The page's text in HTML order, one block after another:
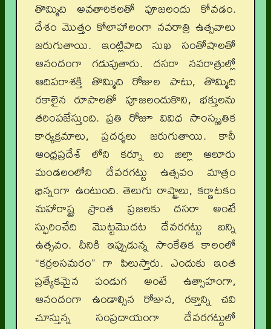
తొమ్మిది అవతారికలతో పూజలందు కోవడం.
దేశం మొత్తం కోలాహాలంగా నవరాత్రి ఉత్సవాలు
జరుగుతాయి. ఇంట్లిపాది సుఖ సంతోషాలతో
ఆనందంగా గడుపుతారు. దసరా నవరాత్రుల్లో
ఆదిపరాశక్తి తొమ్మిది రోజుల పాటు, తొమ్మిది
రకాలైన రూపాలతో పూజలందుకొని, భక్తులను
తరింపజేస్తుంది. ప్రతి రోజూ వివిధ సాంస్కృతిక
కార్యక్రమాలు, ప్రదర్శలు జరుగుతాయి. కానీ
ఆంధ్రప్రదేశ్ లోని కర్నూ లు జిల్లా ఆలూరు
మండలంలోని దేవరగట్టు ఉత్సవం మాత్రం
భిన్నంగా ఉంటుంది. తెలుగు రాష్ట్రాలు, కర్ణాటకం
మహారాష్ట్ర ప్రాంత ప్రజలకు దసరా అంటే
స్ఫురించేది మొట్టమొదట దేవరగట్టు బన్ని
ఉత్సవం. దీనికి ఇప్పుడున్న సాంకేతిక కాలంలో
“కర్రలసమరం” గా పిలుస్తారు. ఎందుకు ఇంత
ప్రత్యేకమైన పండుగ అంటే ఉత్సాహంగా,
ఆనందంగా ఉండాల్సిన రోజున, రక్తాన్ని చవి
చూస్తున్న సంప్రదాయంగా దేవరగట్టులో